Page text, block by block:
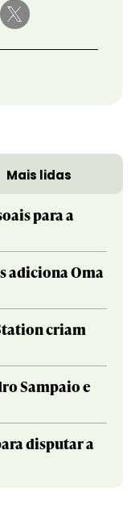
Mais lidas
para a
adiciona Oma
criam
Sampaio e
disputar a